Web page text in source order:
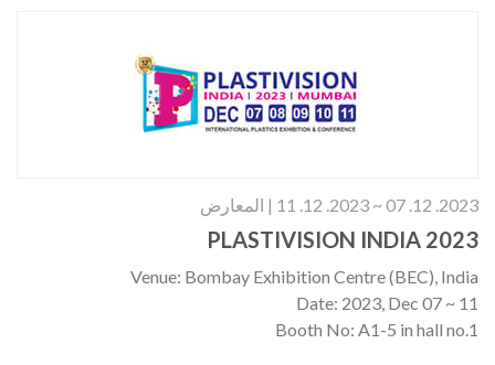
2023. 12. 07 ~ 2023. 12. 11 | المعارض
PLASTIVISION INDIA 2023
Venue: Bombay Exhibition Centre (BEC), India
Date: 2023, Dec 07 ~ 11
Booth No: A1-5 in hall no.1